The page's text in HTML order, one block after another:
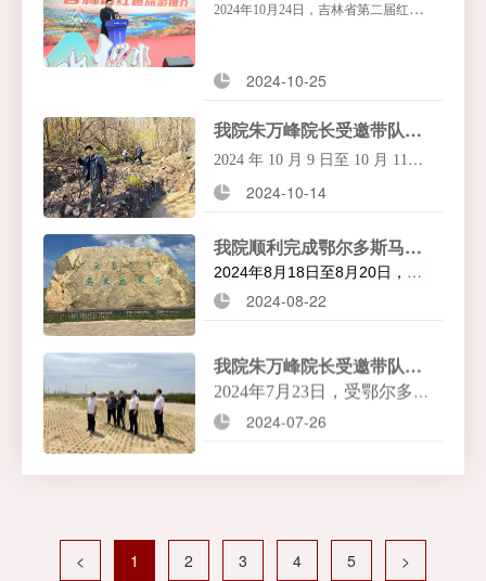
2024年10月24日，吉林省第二届红色
林省文化和旅游厅（吉林省文物局）
局、中共临江市委、临江市人民政
承办，以“白山松水•一路长红”为主
题。
2024-10-25
我院朱万峰院长受邀带队赴白山市里岔沟突围战旧址考察
2024年 10 月 9 日至 10 月 11
日，北京九鼎辉煌旅游发展研究
游服务有限公司邀请前往白山市
里岔沟突围战旧址进行深入考
2024-10-14
我院顺利完成鄂尔多斯马兰牧歌景区及周边旅游资源考察
2024年8月18日至8月20日，我
院胡广涵总监带领考察团队顺利
2024-08-22
我院朱万峰院长受邀带队考察鄂尔多斯市文旅资源
2024年7月23日，受鄂尔多斯
东联集团的邀请，我院朱万
展开考察。
2024-07-26
< 1 2 3 4 5 >